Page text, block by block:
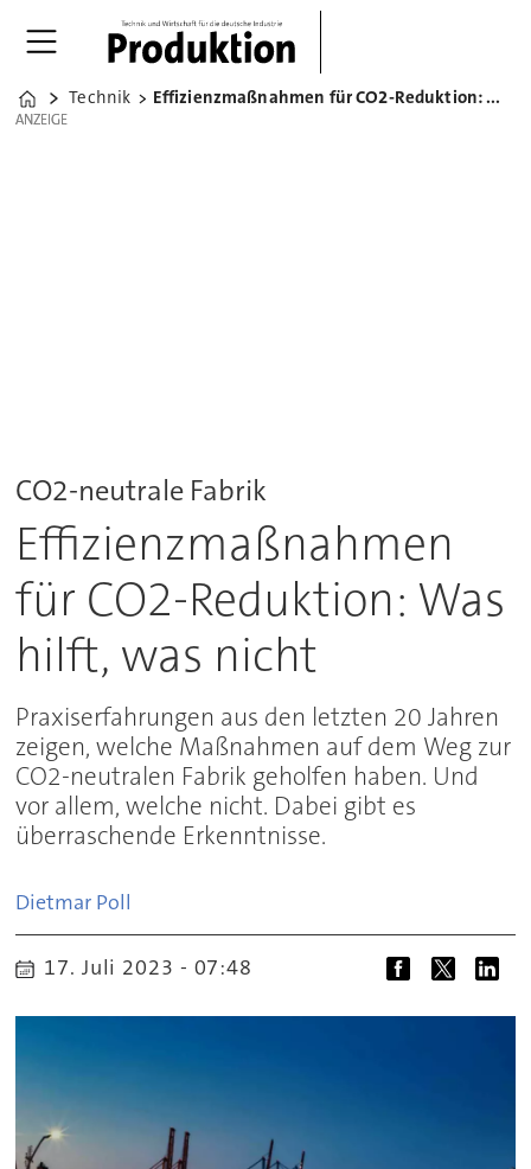
Home
Technik Effizienzmaßnahmen für CO2-Reduktion: Was hilft, was nicht
ANZEIGE
ANZEIGE
CO2-neutrale Fabrik
Effizienzmaßnahmen
für CO2-Reduktion: Was
hilft, was nicht
Praxiserfahrungen aus den letzten 20 Jahren
zeigen, welche Maßnahmen auf dem Weg zur
CO2-neutralen Fabrik geholfen haben. Und
vor allem, welche nicht. Dabei gibt es
überraschende Erkenntnisse.
Dietmar Poll
17. Juli 2023 - 07:48